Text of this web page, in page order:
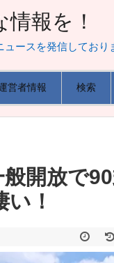
報を！
ースを発信しており
営者情報 検索
開放で
！